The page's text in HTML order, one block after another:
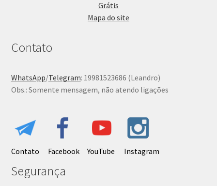
Grátis
Mapa do site
Contato
WhatsApp/Telegram: 19981523686 (Leandro)
Obs.: Somente mensagem, não atendo ligações
Contato Facebook YouTube Instagram
Segurança